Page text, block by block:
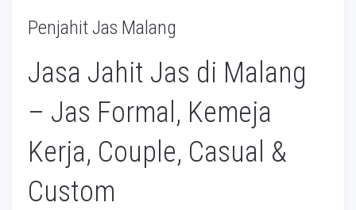
Penjahit Jas Malang
Jasa Jahit Jas di Malang
– Jas Formal, Kemeja
Kerja, Couple, Casual &
Custom